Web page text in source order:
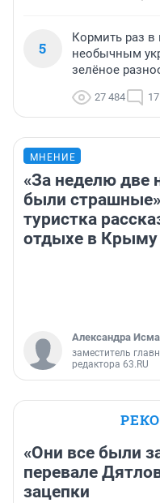
5
Кормить раз
необычным
зелёное
27 484 17
МНЕНИЕ
«За неделю две
были
туристка
отдыхе в Крыму
Александра
заместитель
редактора 63.RU
«Они все были
перевале
зацепки